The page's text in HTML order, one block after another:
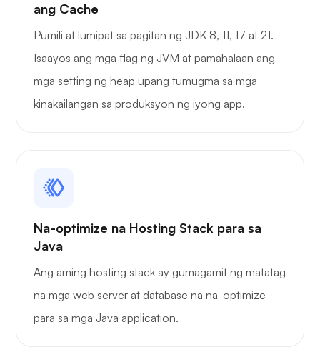
Nagtataka
Portainer
Grafana
ang Cache
Pumili at lumipat sa pagitan ng JDK 8, 11, 17 at 21.
Isaayos ang mga flag ng JVM at pamahalaan ang
mga setting ng heap upang tumugma sa mga
kinakailangan sa produksyon ng iyong app.
Na-optimize na Hosting Stack para sa
Java
Ang aming hosting stack ay gumagamit ng matatag
na mga web server at database na na-optimize
para sa mga Java application.